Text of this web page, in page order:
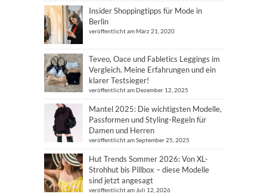
Insider Shoppingtipps für Mode in
Berlin
veröffentlicht am März 21, 2020
Teveo, Oace und Fabletics Leggings im
Vergleich. Meine Erfahrungen und ein
klarer Testsieger!
veröffentlicht am Dezember 12, 2025
Mantel 2025: Die wichtigsten Modelle,
Passformen und Styling-Regeln für
Damen und Herren
veröffentlicht am September 25, 2025
Hut Trends Sommer 2026: Von XL-
Strohhut bis Pillbox – diese Modelle
sind jetzt angesagt
veröffentlicht am Juli 12, 2026